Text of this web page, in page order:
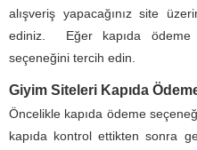
alışveriş yapacağınız site
ediniz. Eğer kapıda ödeme
seçeneğini tercih edin.
Giyim Siteleri Kapıda
Öncelikle kapıda ödeme
kapıda kontrol ettikten sonra